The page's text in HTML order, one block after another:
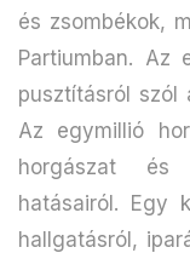
és zsombékok,
Partiumban. Az
pusztításról szól
Az egymillió
horgászat és
hatásairól. Egy
hallgatásról,